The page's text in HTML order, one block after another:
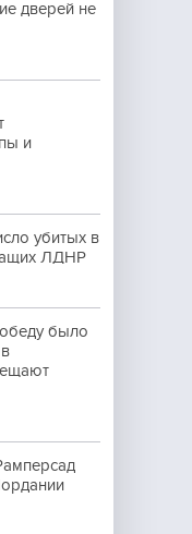
дверей не
и
убитых в
ЛДНР
было